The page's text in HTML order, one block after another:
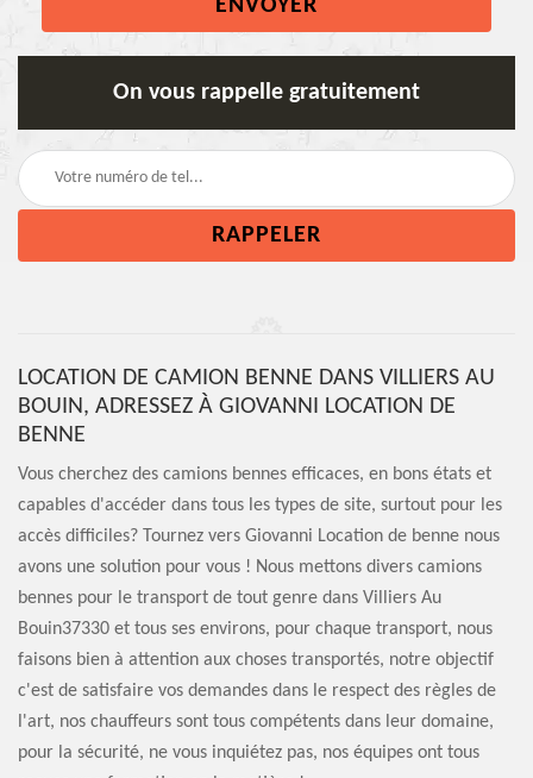
On vous rappelle gratuitement
LOCATION DE CAMION BENNE DANS VILLIERS AU
BOUIN, ADRESSEZ À GIOVANNI LOCATION DE
BENNE
Vous cherchez des camions bennes efficaces, en bons états et
capables d'accéder dans tous les types de site, surtout pour les
accès difficiles? Tournez vers Giovanni Location de benne nous
avons une solution pour vous ! Nous mettons divers camions
bennes pour le transport de tout genre dans Villiers Au
Bouin37330 et tous ses environs, pour chaque transport, nous
faisons bien à attention aux choses transportés, notre objectif
c'est de satisfaire vos demandes dans le respect des règles de
l'art, nos chauffeurs sont tous compétents dans leur domaine,
pour la sécurité, ne vous inquiétez pas, nos équipes ont tous